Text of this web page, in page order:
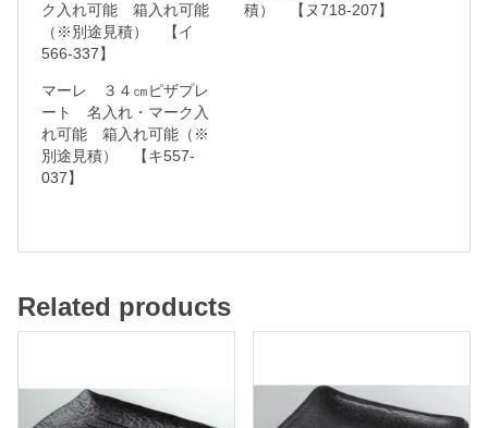
入
れ
ク入れ可能 箱入れ可能
（※別途見積） 【イ
566-337】
積） 【ヌ718-207】
マーレ ３４㎝ピザプレ
ート 名入れ・マーク入
れ可能 箱入れ可能（※
別途見積） 【キ557-
037】
Related products